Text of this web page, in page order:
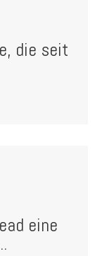
die seit
eine